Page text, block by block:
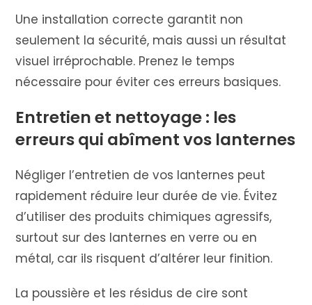
Une installation correcte garantit non
seulement la sécurité, mais aussi un résultat
visuel irréprochable. Prenez le temps
nécessaire pour éviter ces erreurs basiques.
Entretien et nettoyage : les
erreurs qui abîment vos lanternes
Négliger l’entretien de vos lanternes peut
rapidement réduire leur durée de vie. Évitez
d’utiliser des produits chimiques agressifs,
surtout sur des lanternes en verre ou en
métal, car ils risquent d’altérer leur finition.
La poussière et les résidus de cire sont